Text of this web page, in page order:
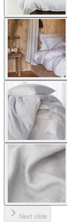
Next slide